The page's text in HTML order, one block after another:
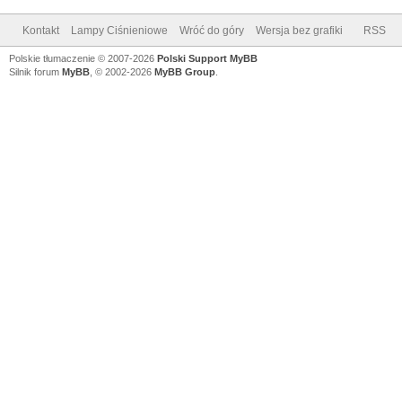
Kontakt Lampy Ciśnieniowe Wróć do góry Wersja bez grafiki RSS
Polskie tłumaczenie © 2007-2026 Polski Support MyBB
Silnik forum MyBB , © 2002-2026 MyBB Group